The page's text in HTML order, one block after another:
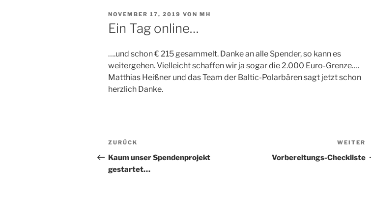
VERÖFFENTLICHT
AM
NOVEMBER 17, 2019 VON MH
Ein Tag online…
….und schon € 215 gesammelt. Danke an alle Spender, so kann es
weitergehen. Vielleicht schaffen wir ja sogar die 2.000 Euro-Grenze….
Matthias Heißner und das Team der Baltic-Polarbären sagt jetzt schon
herzlich Danke.
Beitragsnavigation
Vorheriger
Beitrag
ZURÜCK
Kaum unser Spendenprojekt
gestartet…
WEITER
Vorbereitungs-Checkliste